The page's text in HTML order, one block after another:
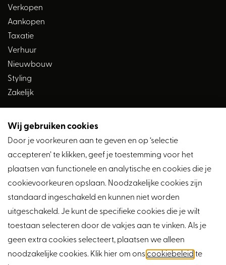
Verkopen
Aankopen
Taxatie
Verhuur
Nieuwbouw
Styling
Zakelijk
Volg ons
Wij gebruiken cookies
Door je voorkeuren aan te geven en op ‘selectie
accepteren’ te klikken, geef je toestemming voor het
plaatsen van functionele en analytische en cookies die je
cookievoorkeuren opslaan. Noodzakelijke cookies zijn
standaard ingeschakeld en kunnen niet worden
uitgeschakeld. Je kunt de specifieke cookies die je wilt
toestaan selecteren door de vakjes aan te vinken. Als je
geen extra cookies selecteert, plaatsen we alleen
noodzakelijke cookies. Klik hier om ons cookiebeleid te